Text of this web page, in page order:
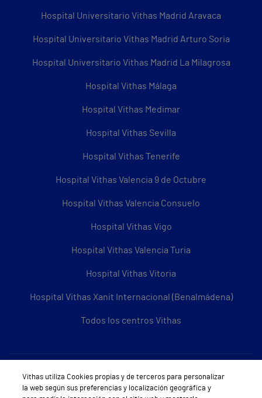
Hospital Universitario Vithas Madrid Aravaca
Hospital Universitario Vithas Madrid Arturo Soria
Hospital Universitario Vithas Madrid La Milagrosa
Hospital Vithas Málaga
Hospital Vithas Medimar
Hospital Vithas Sevilla
Hospital Vithas Tenerife
Hospital Vithas Valencia 9 de Octubre
Hospital Vithas Valencia Consuelo
Hospital Vithas Vigo
Hospital Vithas Valencia Turia
Hospital Vithas Vitoria
Hospital Vithas Xanit Internacional (Benalmádena)
Todos los centros Vithas
Sobre Vithas
Quiénes somos
Vithas utiliza Cookies propias y de terceros para personalizar
la web según sus preferencias y localización geográfica y